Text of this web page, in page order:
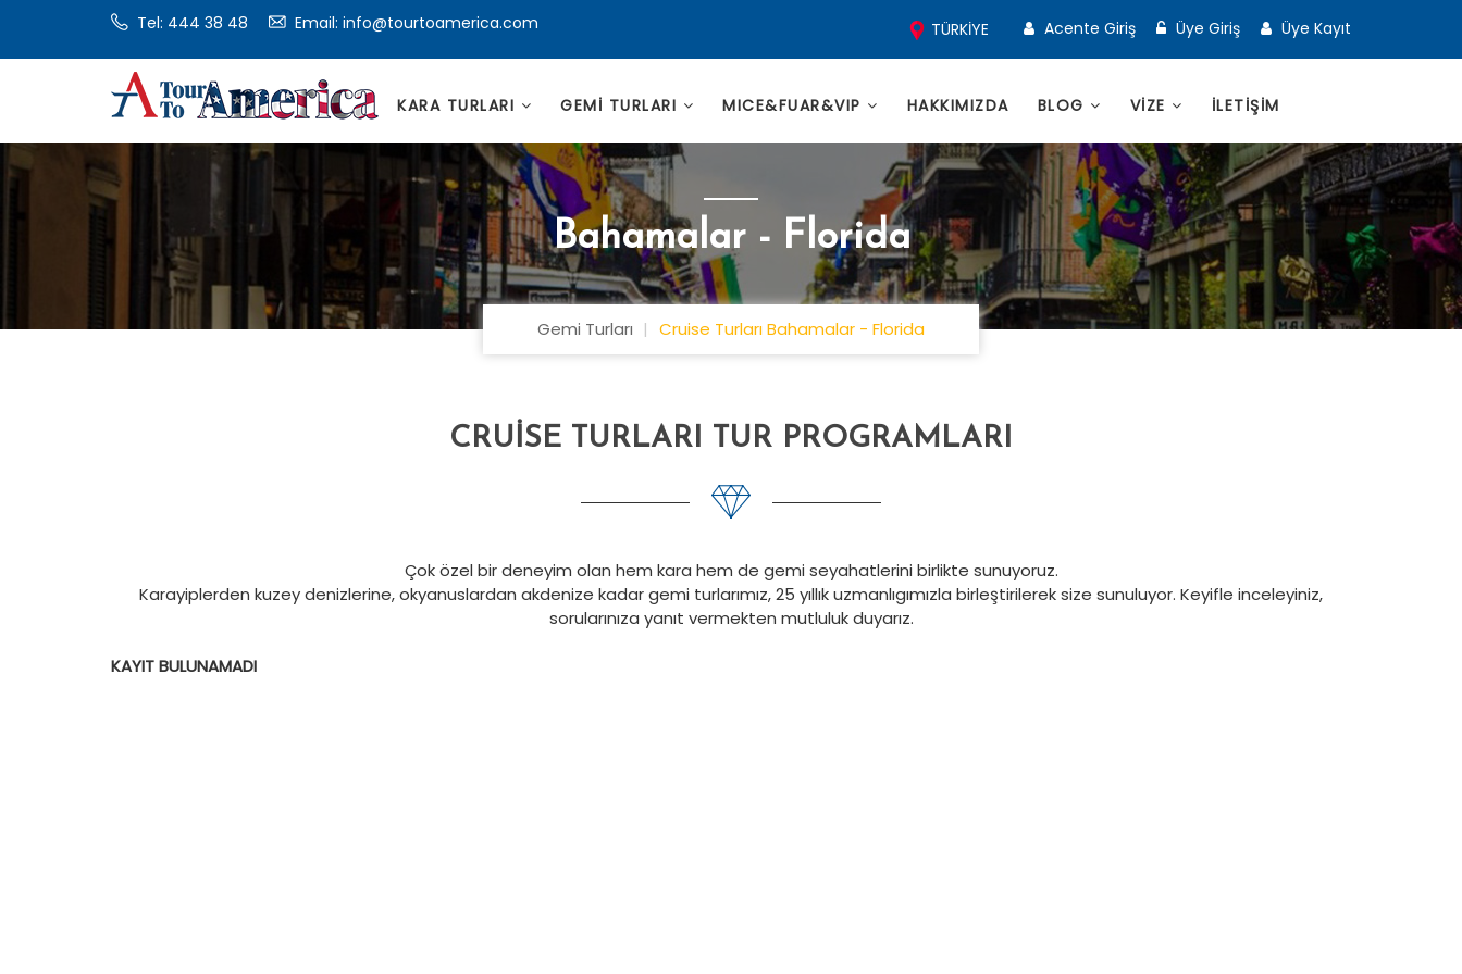
Tel: 444 38 48 Email: info@tourtoamerica.com TÜRKİYE Acente Giriş Üye Giriş Üye Kayıt
KARA TURLARI GEMİ TURLARI MICE&FUAR&VIP HAKKIMIZDA BLOG VİZE İLETİŞİM
Bahamalar - Florida
Gemi Turları Cruise Turları Bahamalar - Florida
CRUISE TURLARI TUR PROGRAMLARI
Çok özel bir deneyim olan hem kara hem de gemi seyahatlerini birlikte sunuyoruz.
Karayiplerden kuzey denizlerine, okyanuslardan akdenize kadar gemi turlarımız, 25 yıllık uzmanlıgımızla birleştirilerek size sunuluyor. Keyifle inceleyiniz,
sorularınıza yanıt vermekten mutluluk duyarız.
KAYIT BULUNAMADI